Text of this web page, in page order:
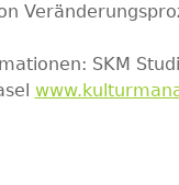
SKM